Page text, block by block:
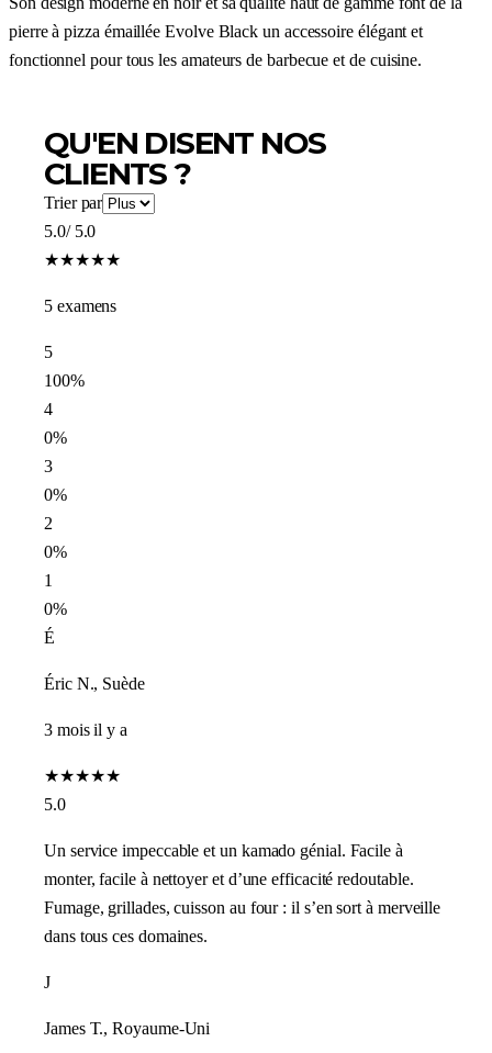
pierre à pizza émaillée Evolve Black un accessoire élégant et
fonctionnel pour tous les amateurs de barbecue et de cuisine.
QU'EN DISENT NOS
CLIENTS ?
Trier par
5.0/ 5.0
★★★★★
5 examens
5
100%
4
0%
3
0%
2
0%
1
0%
É
Éric N., Suède
3 mois il y a
★★★★★
5.0
Un service impeccable et un kamado génial. Facile à
monter, facile à nettoyer et d’une efficacité redoutable.
Fumage, grillades, cuisson au four : il s’en sort à merveille
dans tous ces domaines.
J
James T., Royaume-Uni